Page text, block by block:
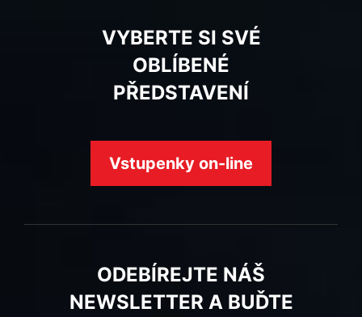
VYBERTE SI SVÉ
OBLÍBENÉ
PŘEDSTAVENÍ
Vstupenky on-line
ODEBÍREJTE NÁŠ
NEWSLETTER A BUĎTE